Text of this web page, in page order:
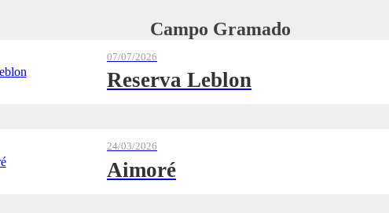
Campo Gramado
07/07/2026
Reserva Leblon
24/03/2026
Aimoré